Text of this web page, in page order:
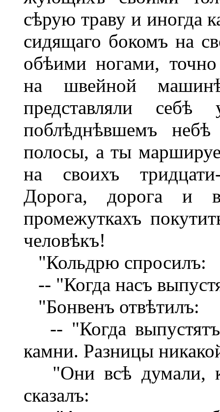
сѣрую траву и иногда
сидящаго бокомъ на
обѣими ногами,
на швейной
представляли
поблѣднѣвшемъ
полосы, а ты
на своихъ
Дорога, дорога и
промежуткахъ
человѣкъ!
"Кольдрю спросилъ:
-- "Когда насъ
"Бонвенъ отвѣтилъ:
-- "Когда выпустятъ
камни. Разницы
"Они всѣ думали,
сказалъ: